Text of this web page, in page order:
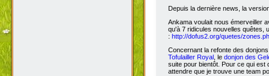
Depuis la dernière news, la
Ankama voulait nous émerveiller
qu'à 7 ridicules nouvelles quêtes,
: http://dofus2.org/quetes/
Concernant la refonte des
Tofulailler Royal , le donjon des
suite pour bientôt. Pour ce qui est
attendre que je trouve une team